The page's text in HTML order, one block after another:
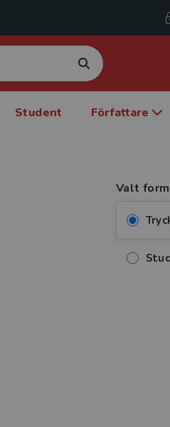
Student Författare
Valt